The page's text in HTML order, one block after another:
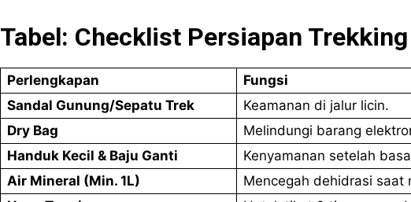
Tabel: Checklist Persiapan
Perlengkapan Fungsi
Sandal Gunung/Sepatu Trek
Keamanan di jalur licin.
Dry Bag
Melindungi barang
Handuk Kecil & Baju Ganti
Kenyamanan setelah
Air Mineral (Min. 1L)
Mencegah dehidrasi saat